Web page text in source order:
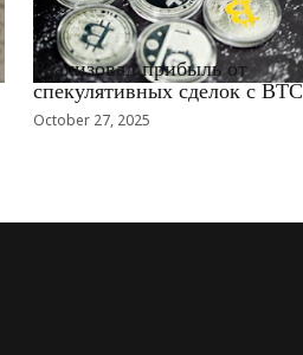
RRCNEWS_RU
Реализовал прибыль от
спекулятивных сделок с BTC
October 27, 2025